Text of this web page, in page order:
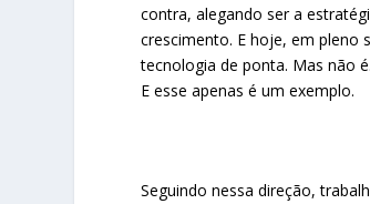
contra, alegando ser a
crescimento. E hoje, em pleno
tecnologia de ponta. Mas não
E esse apenas é um exemplo.
Seguindo nessa direção,